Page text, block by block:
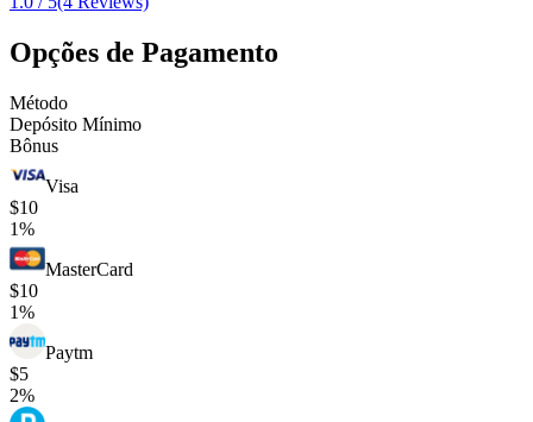
Opções de Pagamento
Método
Depósito Mínimo
Bônus
Visa
$10
1%
MasterCard
$10
1%
Paytm
$5
2%